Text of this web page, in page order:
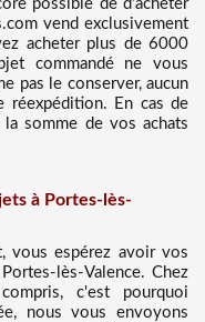
possible de d’acheter
vend exclusivement
acheter plus de 6000
commandé ne vous
pas le conserver, aucun
En cas de
somme de vos achats
à Portes-lès-
vous espérez avoir vos
lès-Valence. Chez
c'est pourquoi
nous vous envoyons